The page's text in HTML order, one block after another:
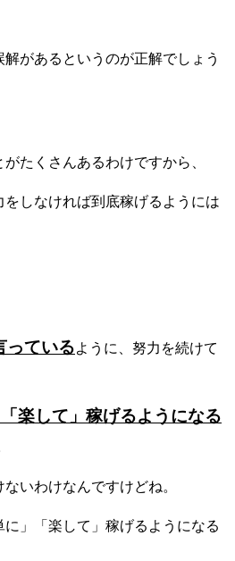
があるというのが正解でしょう
たくさんあるわけですから、
しなければ到底稼げるようには
っているように、努力を続けて
「楽して」稼げるようになる
いわけなんですけどね。
」「楽して」稼げるようになる